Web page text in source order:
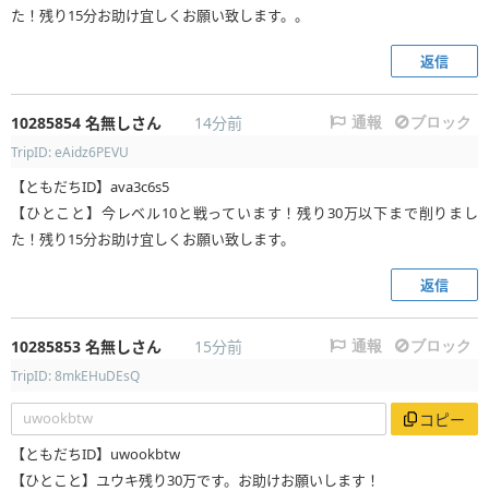
た！残り15分お助け宜しくお願い致します。。
返信
10285854 名無しさん 14分前 通報 ブロック
TripID: eAidz6PEVU
【ともだちID】ava3c6s5
【ひとこと】今レベル10と戦っています！残り30万以下まで削りまし
た！残り15分お助け宜しくお願い致します。
返信
10285853 名無しさん 15分前 通報 ブロック
TripID: 8mkEHuDEsQ
uwookbtw コピー
【ともだちID】uwookbtw
【ひとこと】ユウキ残り30万です。お助けお願いします！